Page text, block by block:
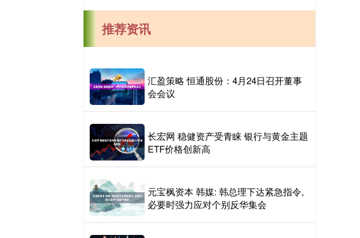
推荐资讯
汇盈策略 恒通股份：4月24日召开董事
会会议
长宏网 稳健资产受青睐 银行与黄金主题
ETF价格创新高
元宝枫资本 韩媒: 韩总理下达紧急指令,
必要时强力应对个别反华集会